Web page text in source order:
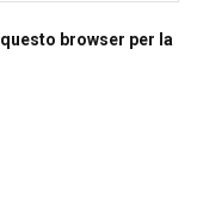
browser per la